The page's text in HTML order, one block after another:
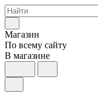
Магазин
По всему сайту
В магазине